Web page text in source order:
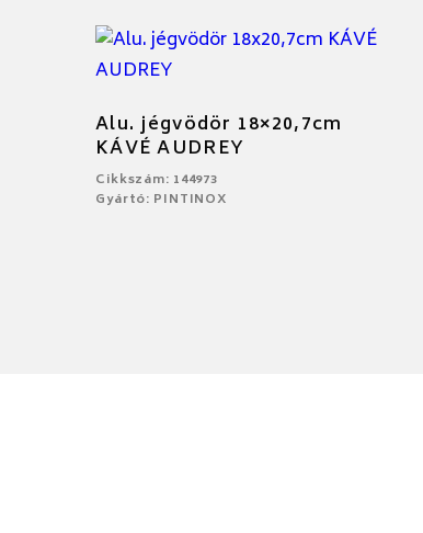
Alu. jégvödör 18×20,7cm
KÁVÉ AUDREY
Cikkszám: 144973
Gyártó: PINTINOX